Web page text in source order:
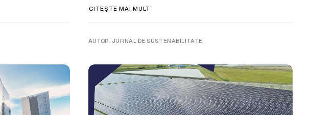
CITEȘTE MAI MULT
AUTOR. JURNAL DE SUSTENABILITATE